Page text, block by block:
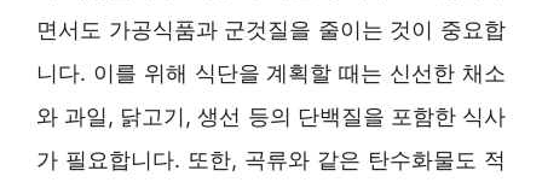
면서도 가공식품과 군것질을 줄이는 것이 중요합
니다. 이를 위해 식단을 계획할 때는 신선한 채소
와 과일, 닭고기, 생선 등의 단백질을 포함한 식사
가 필요합니다. 또한, 곡류와 같은 탄수화물도 적